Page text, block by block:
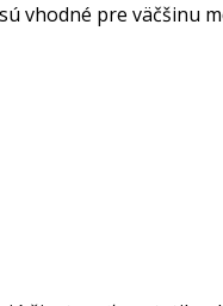
vhodné pre väčšinu